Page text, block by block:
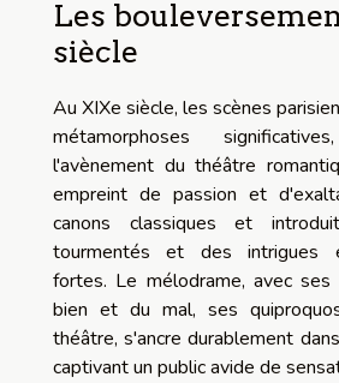
Les
siècle
Au XIXe siècle, les scènes
métamorphoses
l'avènement du théâtre
empreint de passion et
canons classiques et
tourmentés et des intrigues
fortes. Le mélodrame, avec ses
bien et du mal, ses
théâtre, s'ancre durablement
captivant un public avide de